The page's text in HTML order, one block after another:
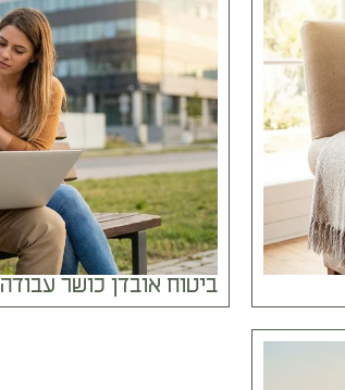
ביטוח אובדן כושר עבודה